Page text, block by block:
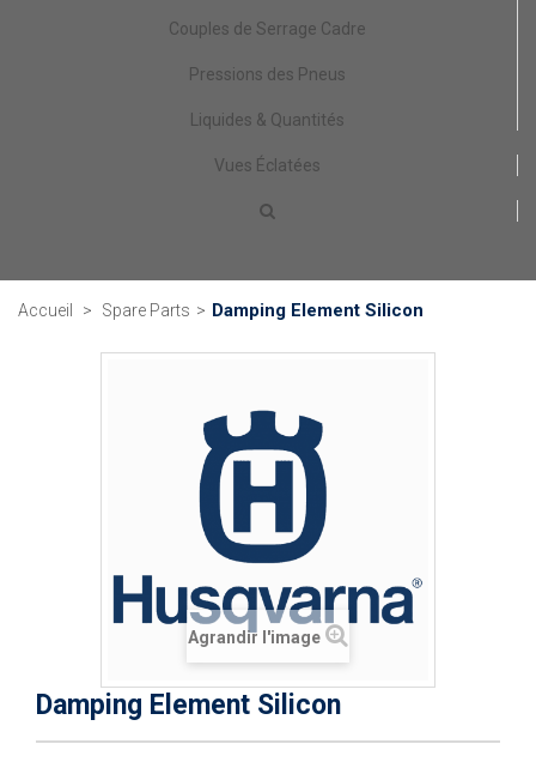
Couples de Serrage Cadre
Pressions des Pneus
Liquides & Quantités
Vues Éclatées
Accueil > Spare Parts > Damping Element Silicon
Agrandir l'image
Damping Element Silicon